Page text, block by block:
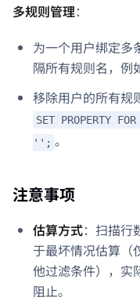
多规则管理：
为一个用户绑定多
隔所有规则名，例
移除用户的所有规
SET PROPERTY
''; 。
注意事项
估算方式：扫描行
于最坏情况估算（
他过滤条件），实
阻止。